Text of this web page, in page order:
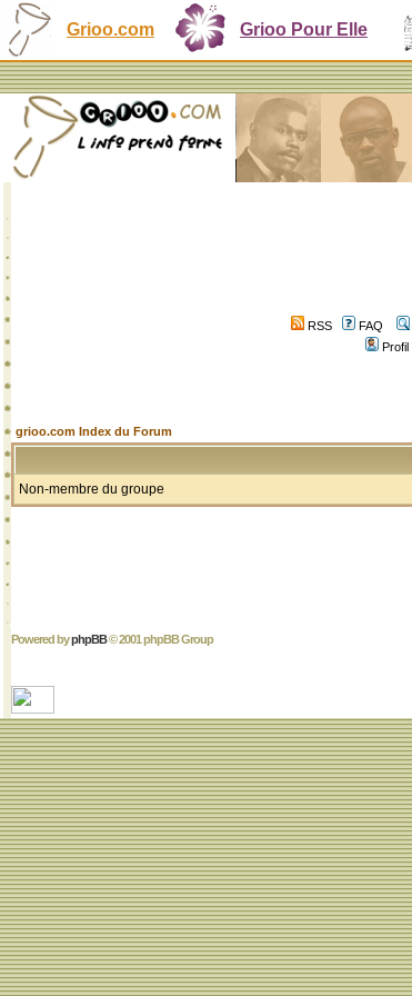
Grioo.com Grioo Pour Elle
RSS FAQ
Profil
grioo.com Index du Forum
Non-membre du groupe
Powered byphpBB© 2001 phpBB Group